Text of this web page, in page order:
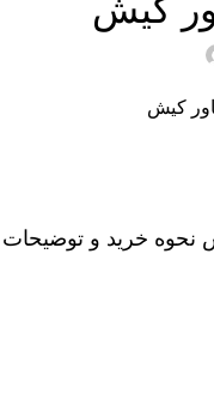
کیش
خرید و توضیحات